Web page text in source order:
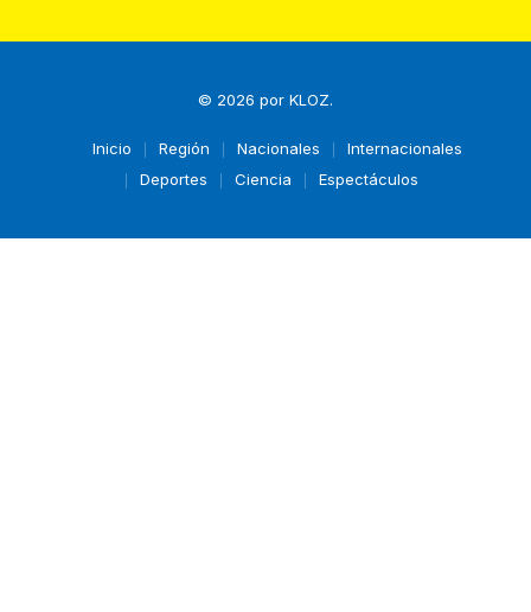
© 2026 por KLOZ.
Inicio Región Nacionales
Internacionales
Deportes
Ciencia Espectáculos